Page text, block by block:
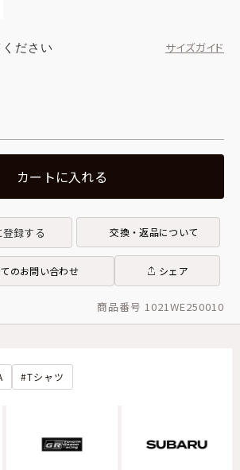
ださい
サイズガイド
カートに入れる
録する 交換・返品について
のお問い合わせ シェア
商品番号 1021WE250010
Tシャツ